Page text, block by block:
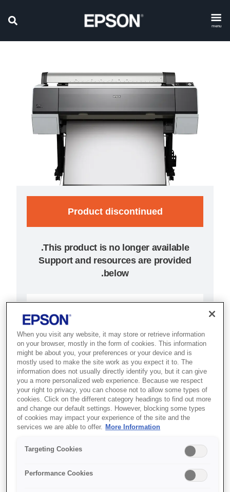
menu
Product discontinued
Support and resources are provided
below.
Epson Stylus Pro
9890
תוכננה לסייע לצלמים מקצועיים
ולשוק האמנות להפיק הדפסות
נאמנות למציאות עם צבעים
מדויקים במהירות גבוהה.
When you visit any website, it may store or retrieve information
on your browser, mostly in the form of cookies. This information
might be about you, your preferences or your device and is
mostly used to make the site work as you expect it to. The
information does not usually directly identify you, but it can give
you a more personalized web experience. Because we respect
your right to privacy, you can choose not to allow some types of
cookies. Click on the different category headings to find out more
and change our default settings. However, blocking some types
of cookies may impact your experience of the site and the
services we are able to offer.
More Information
Targeting Cookies
Performance Cookies